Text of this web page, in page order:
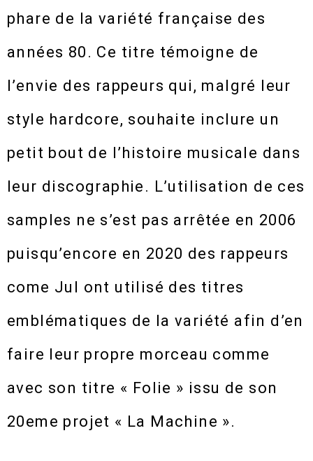
phare de la variété française des
années 80. Ce titre témoigne de
l’envie des rappeurs qui, malgré leur
style hardcore, souhaite inclure un
petit bout de l’histoire musicale dans
leur discographie. L’utilisation de ces
samples ne s’est pas arrêtée en 2006
puisqu’encore en 2020 des rappeurs
come Jul ont utilisé des titres
emblématiques de la variété afin d’en
faire leur propre morceau comme
avec son titre « Folie » issu de son
20eme projet « La Machine ».